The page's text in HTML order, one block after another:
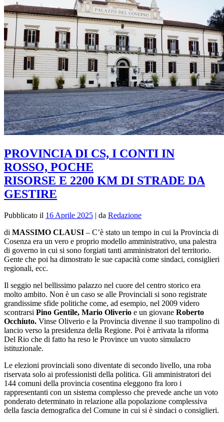
PROVINCIA DI CS, I CONTI IN
ROSSO, POCHE
RISORSE E 2200 KM DI STRADE DA
GESTIRE
Pubblicato il 16 Aprile 2025 | da Redazione
di MASSIMO CLAUSI – C’è stato un tempo in cui la Provincia di
Cosenza era un vero e proprio modello amministrativo, una palestra
di governo in cui si sono forgiati tanti amministratori del territorio.
Gente che poi ha dimostrato le sue capacità come sindaci, consiglieri
regionali, ecc.
Il seggio nel bellissimo palazzo nel cuore del centro storico era
molto ambito. Non è un caso se alle Provinciali si sono registrate
grandissime sfide politiche come, ad esempio, nel 2009 videro
scontrarsi Pino Gentile, Mario Oliverio e un giovane Roberto
Occhiuto. Vinse Oliverio e la Provincia divenne il suo trampolino di
lancio verso la presidenza della Regione. Poi è arrivata la riforma
Del Rio che di fatto ha reso le Province un vuoto simulacro
istituzionale.
Le elezioni provinciali sono diventate di secondo livello, una roba
riservata solo ai professionisti della politica. Gli amministratori dei
144 comuni della provincia cosentina eleggono fra loro i
rappresentanti con un sistema complesso che prevede anche un voto
ponderato determinato in relazione alla popolazione complessiva
della fascia demografica del Comune in cui si è sindaci o consiglieri.